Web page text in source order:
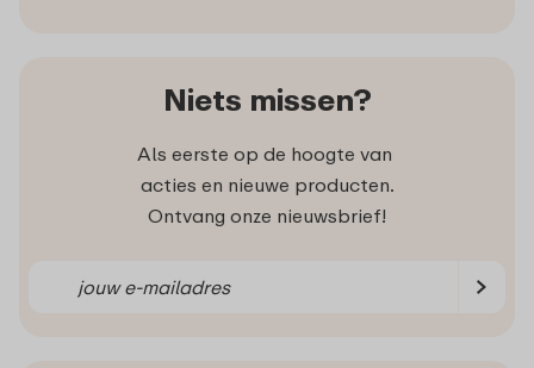
Niets missen?
Als eerste op de hoogte van
acties en nieuwe producten.
Ontvang onze nieuwsbrief!